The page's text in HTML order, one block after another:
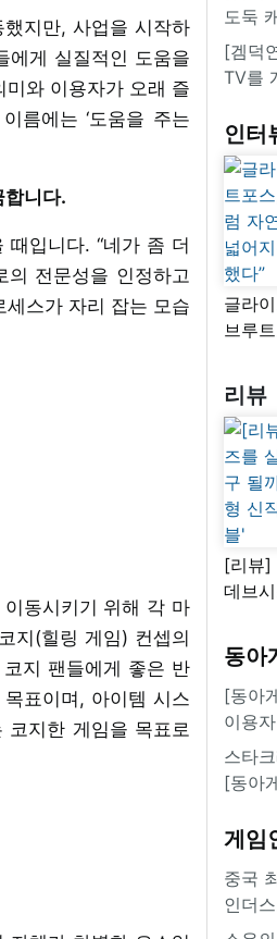
했지만, 사업을 시작하
에게 실질적인 도움을
미와 이용자가 오래 즐
름에는 ‘도움을 주는
합니다.
입니다. “네가 좀 더
의 전문성을 인정하고
스가 자리 잡는 모습
동시키기 위해 각 마
지(힐링 게임) 컨셉의
지 팬들에게 좋은 반
표이며, 아이템 시스
지한 게임을 목표로
도둑
[겜덕
TV를
인터
글라
브루
자연
넓어
추구
리뷰
[리뷰]
데브
쿠키
'쿠키
동아
[동아
이용
스타
[동아
게임
중국
인더